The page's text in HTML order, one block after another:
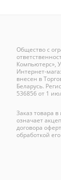
Общество с
Компьютерс»,
Интернет-
внесен в
Беларусь.
536856 от 1
Заказ товара
означает
договора
обработкой